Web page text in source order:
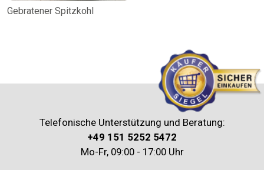
Gebratener Spitzkohl
Telefonische Unterstützung und Beratung:
+49 151 5252 5472
Mo-Fr, 09:00 - 17:00 Uhr